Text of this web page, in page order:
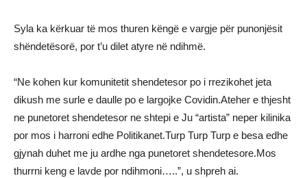
Syla ka kërkuar të mos thuren këngë e vargje për punonjësit
shëndetësorë, por t’u dilet atyre në ndihmë.
“Ne kohen kur komunitetit shendetesor po i rrezikohet jeta
dikush me surle e daulle po e largojke Covidin.Ateher e thjesht
ne punetoret shendetesor ne shtepi e Ju “artista” neper kilinika
por mos i harroni edhe Politikanet.Turp Turp Turp e besa edhe
gjynah duhet me ju ardhe nga punetoret shendetesore.Mos
thurrni keng e lavde por ndihmoni…..”, u shpreh ai.